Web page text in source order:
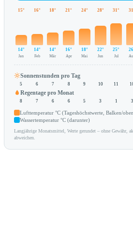
15°
14°
Jan
16°
14°
Feb
18°
14°
Mär
21°
16°
Apr
24°
18°
Mai
28°
22°
Jun
31°
25°
Jul
Sonnenstunden pro Tag
5 6 7 8 9 10 11
Regentage pro Monat
8 7 6 6 5 3 1 3
Lufttemperatur °C (Tageshöchstwerte, Balken/
Wassertemperatur °C (darunter)
Langjährige Monatsmittel, Werte gerundet – ohne Gewähr,
abweichen.